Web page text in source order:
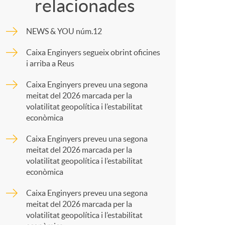
p
relacionades
NEWS & YOU núm.12
Caixa Enginyers segueix obrint oficines
i arriba a Reus
Caixa Enginyers preveu una segona
meitat del 2026 marcada per la
volatilitat geopolítica i l’estabilitat
econòmica
Caixa Enginyers preveu una segona
meitat del 2026 marcada per la
volatilitat geopolítica i l’estabilitat
econòmica
Caixa Enginyers preveu una segona
meitat del 2026 marcada per la
volatilitat geopolítica i l’estabilitat